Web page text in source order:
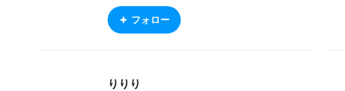
フォロー
りりり